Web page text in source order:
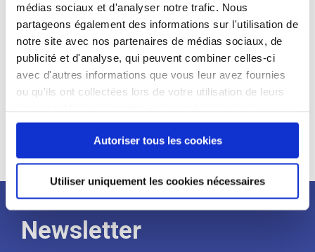
médias sociaux et d'analyser notre trafic. Nous
partageons également des informations sur l'utilisation de
notre site avec nos partenaires de médias sociaux, de
publicité et d'analyse, qui peuvent combiner celles-ci
avec d'autres informations que vous leur avez fournies
ou qu'ils ont collectées lors de votre utilisation de leurs
continuez à utiliser notre site Web.
Autoriser tous les cookies
Utiliser uniquement les cookies nécessaires
Expérience :
Processus
de
recrutement
Newsletter